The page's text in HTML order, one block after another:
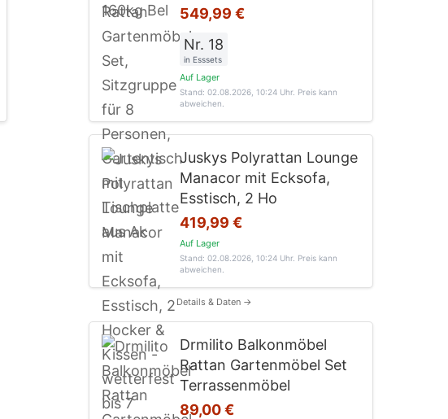
549,99 €
Nr. 18
in Esssets
Auf Lager
Stand: 02.08.2026, 10:24 Uhr. Preis kann
abweichen.
Juskys Polyrattan Lounge
Manacor mit Ecksofa,
Esstisch, 2 Ho
419,99 €
Auf Lager
Stand: 02.08.2026, 10:24 Uhr. Preis kann
abweichen.
Details & Daten →
Drmilito Balkonmöbel
Rattan Gartenmöbel Set
Terrassenmöbel
89,00 €